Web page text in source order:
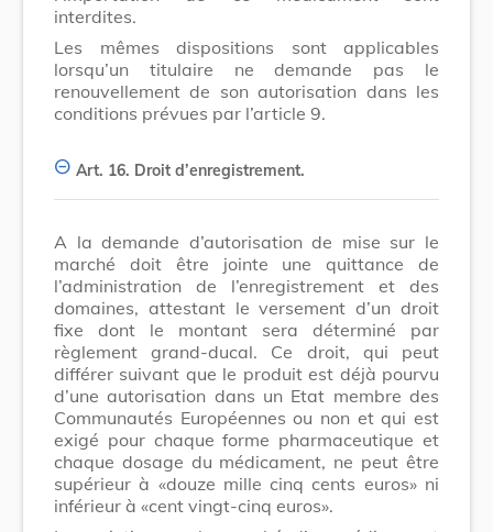
interdites.
Les mêmes dispositions sont applicables
lorsqu’un titulaire ne demande pas le
renouvellement de son autorisation dans les
conditions prévues par l’article 9.
Art. 16. Droit d’enregistrement.
A la demande d’autorisation de mise sur le
marché doit être jointe une quittance de
l’administration de l’enregistrement et des
domaines, attestant le versement d’un droit
fixe dont le montant sera déterminé par
règlement grand-ducal. Ce droit, qui peut
différer suivant que le produit est déjà pourvu
d’une autorisation dans un Etat membre des
Communautés Européennes ou non et qui est
exigé pour chaque forme pharmaceutique et
chaque dosage du médicament, ne peut être
supérieur à «douze mille cinq cents euros» ni
inférieur à «cent vingt-cinq euros».